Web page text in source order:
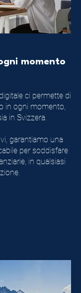
momento
ci permette di
in ogni momento,
in Svizzera.
garantiamo una
per soddisfare
in qualsiasi